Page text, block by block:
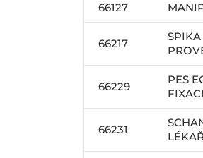
66127
66217
66229
PES
66231